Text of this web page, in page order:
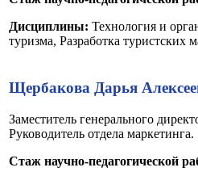
Дисциплины: Технология и
туризма, Разработка туристских
Щербакова Дарья
Заместитель генерального
Руководитель отдела маркетинга.
Стаж научно-педагогической